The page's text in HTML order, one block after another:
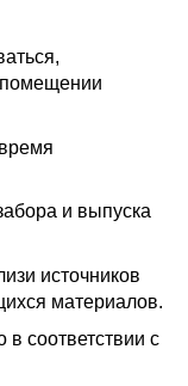
помещении
и выпуска
источников
материалов.
в соответствии с